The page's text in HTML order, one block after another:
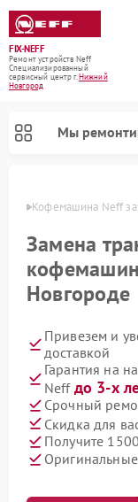
FIX-NEFF
Ремонт устройств Neff
Специализированный
cервисный центр г.Нижний
Новгород
Мы
Кофемашина Neff
Замена
Новгороде
Привезем и
доставкой
Гарантия на
Neff до 3-х
Срочный
Скидка для
Получите